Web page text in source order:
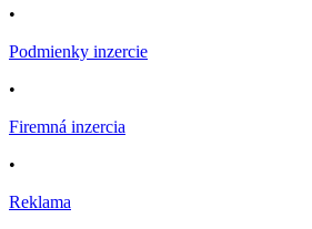
•
Podmienky inzercie
•
Firemná inzercia
•
Reklama